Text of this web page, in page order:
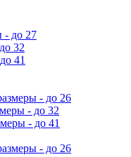
- до 27
32
41
- до 26
- до 32
- до 41
- до 26